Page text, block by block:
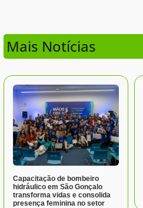
Mais Notícias
Capacitação de bombeiro
hidráulico em São Gonçalo
transforma vidas e consolida
presença feminina no setor